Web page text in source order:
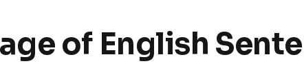
of English